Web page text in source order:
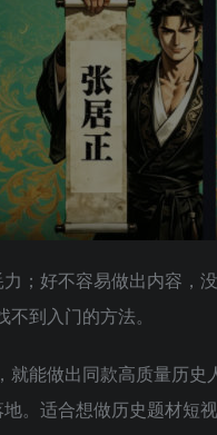
；好不容易做出内容，
到入门的方法。
能做出同款高质量历
适合想做历史题材短